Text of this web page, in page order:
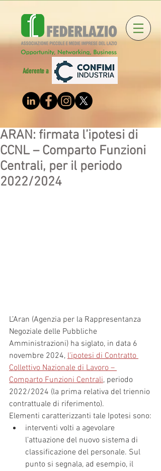
Aderente a
ARAN: firmata l’ipotesi di
CCNL – Comparto Funzioni
Centrali, per il periodo
2022/2024
L’Aran (Agenzia per la Rappresentanza
Negoziale delle Pubbliche
Amministrazioni) ha siglato, in data 6
novembre 2024, l’ipotesi di Contratto
Collettivo Nazionale di Lavoro –
Comparto Funzioni Centrali, periodo
2022/2024 (la prima relativa del triennio
contrattuale di riferimento).
Elementi caratterizzanti tale Ipotesi sono:
interventi volti a agevolare
l’attuazione del nuovo sistema di
classificazione del personale. Sul
punto si segnala, ad esempio, il